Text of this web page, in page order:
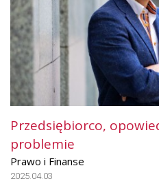
Przedsiębiorco,
problemie
Prawo i Finanse
2025.04.03